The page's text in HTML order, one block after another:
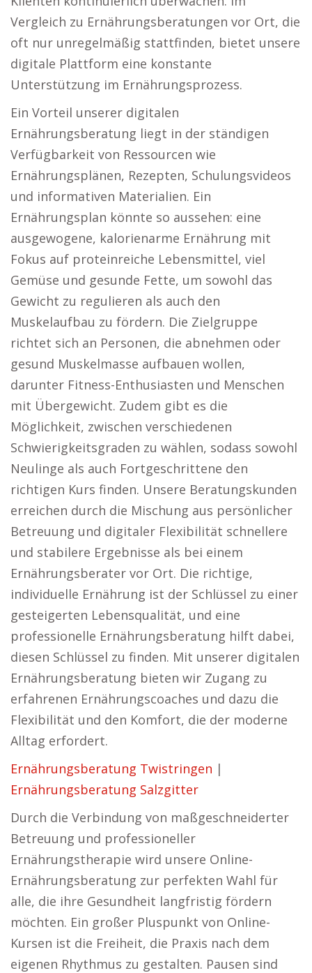
Vergleich zu Ernährungsberatungen vor Ort, die
oft nur unregelmäßig stattfinden, bietet unsere
digitale Plattform eine konstante
Unterstützung im Ernährungsprozess.
Ein Vorteil unserer digitalen
Ernährungsberatung liegt in der ständigen
Verfügbarkeit von Ressourcen wie
Ernährungsplänen, Rezepten, Schulungsvideos
und informativen Materialien. Ein
Ernährungsplan könnte so aussehen: eine
ausgewogene, kalorienarme Ernährung mit
Fokus auf proteinreiche Lebensmittel, viel
Gemüse und gesunde Fette, um sowohl das
Gewicht zu regulieren als auch den
Muskelaufbau zu fördern. Die Zielgruppe
richtet sich an Personen, die abnehmen oder
gesund Muskelmasse aufbauen wollen,
darunter Fitness-Enthusiasten und Menschen
mit Übergewicht. Zudem gibt es die
Möglichkeit, zwischen verschiedenen
Schwierigkeitsgraden zu wählen, sodass sowohl
Neulinge als auch Fortgeschrittene den
richtigen Kurs finden. Unsere Beratungskunden
erreichen durch die Mischung aus persönlicher
Betreuung und digitaler Flexibilität schnellere
und stabilere Ergebnisse als bei einem
Ernährungsberater vor Ort. Die richtige,
individuelle Ernährung ist der Schlüssel zu einer
gesteigerten Lebensqualität, und eine
professionelle Ernährungsberatung hilft dabei,
diesen Schlüssel zu finden. Mit unserer digitalen
Ernährungsberatung bieten wir Zugang zu
erfahrenen Ernährungscoaches und dazu die
Flexibilität und den Komfort, die der moderne
Alltag erfordert.
Ernährungsberatung Twistringen |
Ernährungsberatung Salzgitter
Durch die Verbindung von maßgeschneiderter
Betreuung und professioneller
Ernährungstherapie wird unsere Online-
Ernährungsberatung zur perfekten Wahl für
alle, die ihre Gesundheit langfristig fördern
möchten. Ein großer Pluspunkt von Online-
Kursen ist die Freiheit, die Praxis nach dem
eigenen Rhythmus zu gestalten. Pausen sind